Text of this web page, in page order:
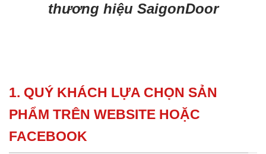
thương hiệu SaigonDoor
1. QUÝ KHÁCH LỰA CHỌN SẢN
PHẨM TRÊN WEBSITE HOẶC
FACEBOOK